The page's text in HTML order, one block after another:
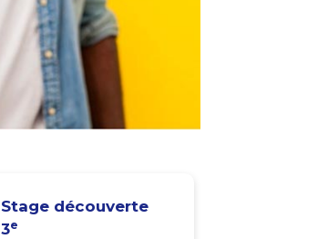
Stage découverte
3e